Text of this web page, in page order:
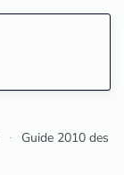
Guide 2010 des